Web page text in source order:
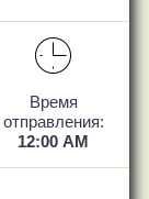
Время
отправления:
12:00 AM